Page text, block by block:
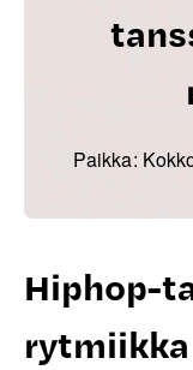
Paikka:
Hiphop-
rytmiikka